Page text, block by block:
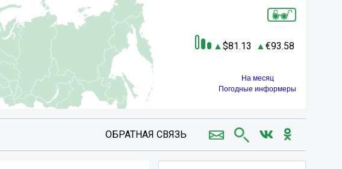
81.13 93.58
На месяц
Погодные информеры
ОБРАТНАЯ СВЯЗЬ